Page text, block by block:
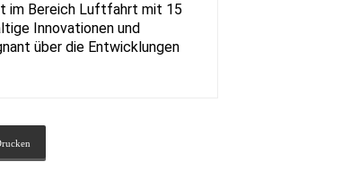
im Bereich Luftfahrt mit 15
Innovationen und
über die Entwicklungen